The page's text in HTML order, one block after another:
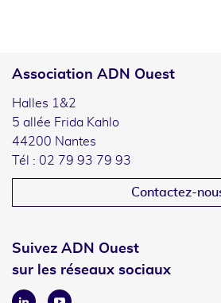
Association ADN Ouest
Halles 1&2
5 allée Frida Kahlo
44200 Nantes
Tél : 02 79 93 79 93
Contactez-
Suivez ADN Ouest
sur les réseaux sociaux